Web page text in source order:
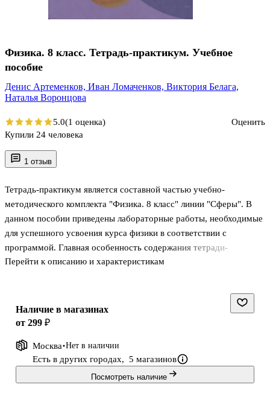
1 отзыв
Тетрадь-практикум является составной частью учебно-
методического комплекта "Физика. 8 класс" линии "Сферы". В
данном пособии приведены лабораторные работы, необходимые
для успешного усвоения курса физики в соответствии с
программой. Главная особенность содержания тетради-
практикума заключается в ознакомлении с научными методами
Последовательное выполнение лабораторных работ,
предложенных в тетради-практикуме, позволит связать
практическим использованием этих знаний.
Перейти к описанию и характеристикам
Физика. 8 класс. Тетрадь-практикум. Учебное
пособие
Денис Артеменков, Иван Ломаченков, Виктория Белага,
Наталья Воронцова
5.0(1 оценка)
Оценить
Купили 24 человека
Наличие в магазинах
от 299 ₽
Москва Нет в наличии
Есть в других городах, 5 магазинов
Посмотреть наличие